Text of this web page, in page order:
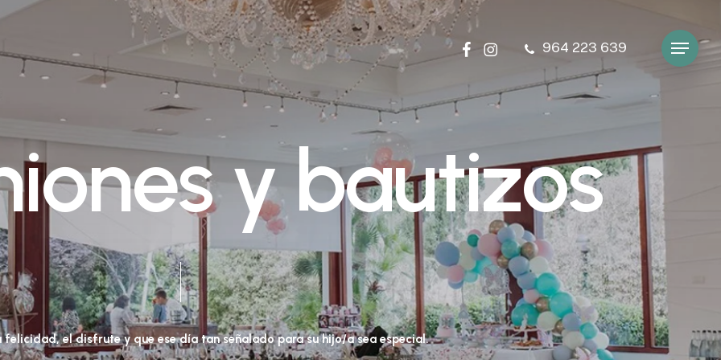
facebookinstagram 964 223 639 Menu
ionesybautizos
felicidad, el disfrute y que ese día tan señalado para su hijo/a sea especial.